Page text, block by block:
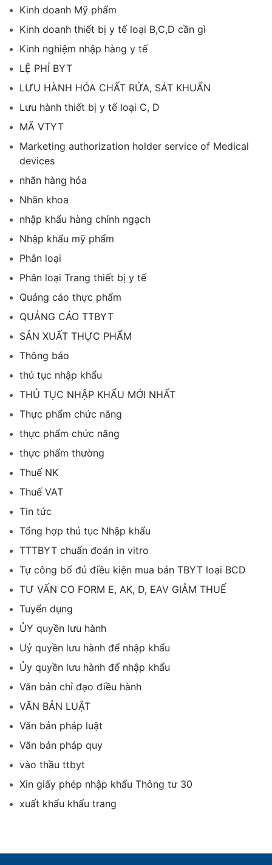
Kinh doanh Mỹ phẩm
Kinh doanh thiết bị y tế loại B,C,D cần gì
Kinh nghiệm nhập hàng y tế
LỆ PHÍ BYT
LƯU HÀNH HÓA CHẤT RỬA, SÁT KHUẨN
Lưu hành thiết bị y tế loại C, D
MÃ VTYT
Marketing authorization holder service of Medical
devices
nhãn hàng hóa
Nhãn khoa
nhập khẩu hàng chính ngạch
Nhập khẩu mỹ phẩm
Phân loại
Phân loại Trang thiết bị y tế
Quảng cáo thực phẩm
QUẢNG CÁO TTBYT
SẢN XUẤT THỰC PHẨM
Thông báo
thủ tục nhập khẩu
THỦ TỤC NHẬP KHẨU MỚI NHẤT
Thực phẩm chức năng
thực phẩm chức năng
thực phẩm thường
Thuế NK
Thuế VAT
Tin tức
Tổng hợp thủ tục Nhập khẩu
TTTBYT chuẩn đoán in vitro
Tự công bố đủ điều kiện mua bán TBYT loại BCD
TƯ VẤN CO FORM E, AK, D, EAV GIẢM THUẾ
Tuyển dụng
ỦY quyền lưu hành
Uỷ quyền lưu hành để nhập khẩu
Ủy quyền lưu hành để nhập khẩu
Văn bản chỉ đạo điều hành
VĂN BẢN LUẬT
Văn bản pháp luật
Văn bản pháp quy
vào thầu ttbyt
Xin giấy phép nhập khẩu Thông tư 30
xuất khẩu khẩu trang